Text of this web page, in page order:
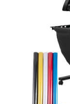
hviezdičiek.